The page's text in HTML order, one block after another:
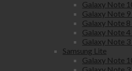
Galaxy Note
Galaxy Note
Galaxy Note
Galaxy Note
Galaxy Note
Samsung Lite
Galaxy Note